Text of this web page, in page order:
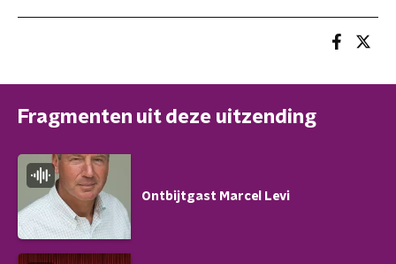
Fragmenten uit deze uitzending
Ontbijtgast Marcel Levi